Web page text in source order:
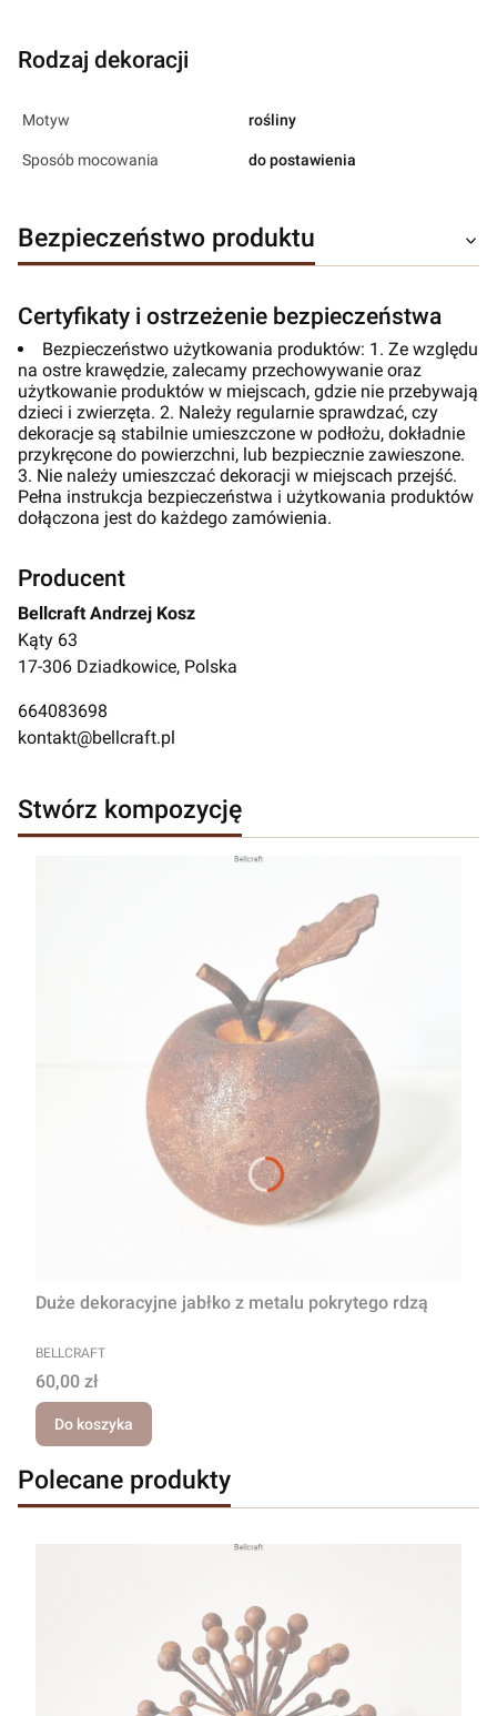
Rodzaj dekoracji
Motyw rośliny
Sposób mocowania do postawienia
Bezpieczeństwo produktu
Certyfikaty i ostrzeżenie bezpieczeństwa
Bezpieczeństwo użytkowania produktów: 1. Ze względu
na ostre krawędzie, zalecamy przechowywanie oraz
użytkowanie produktów w miejscach, gdzie nie przebywają
dzieci i zwierzęta. 2. Należy regularnie sprawdzać, czy
dekoracje są stabilnie umieszczone w podłożu, dokładnie
przykręcone do powierzchni, lub bezpiecznie zawieszone.
3. Nie należy umieszczać dekoracji w miejscach przejść.
Pełna instrukcja bezpieczeństwa i użytkowania produktów
dołączona jest do każdego zamówienia.
Producent
Bellcraft Andrzej Kosz
Kąty 63
17-306 Dziadkowice, Polska
664083698
kontakt@bellcraft.pl
Stwórz kompozycję
Duże dekoracyjne jabłko z metalu pokrytego rdzą
PRODUCENT
BELLCRAFT
Cena
60,00 zł
Do koszyka
Polecane produkty